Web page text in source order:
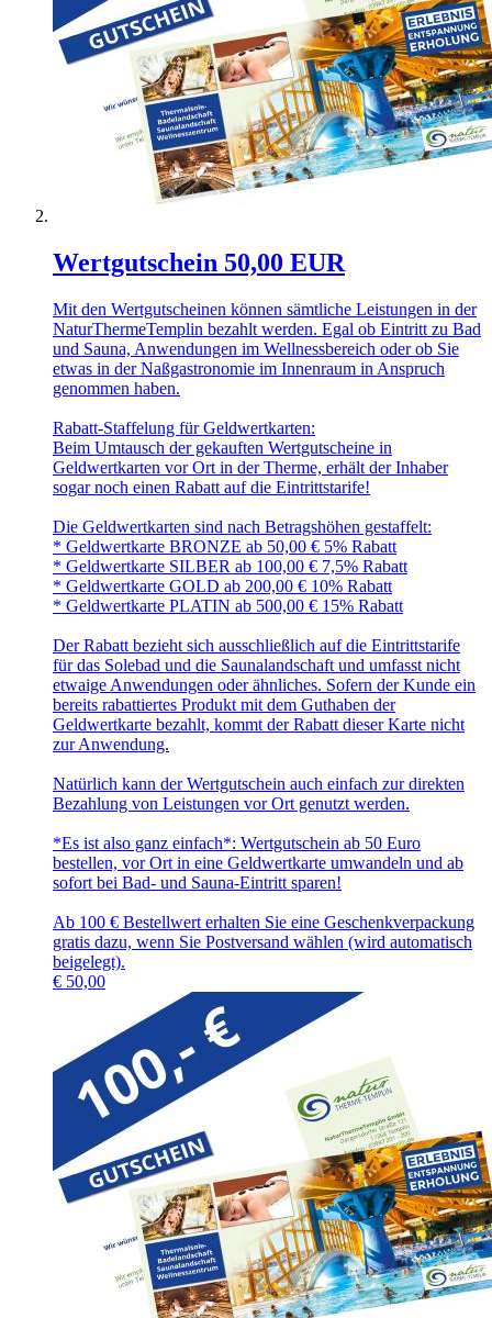
Wertgutschein 50,00 EUR
Mit den Wertgutscheinen können sämtliche Leistungen in der
NaturThermeTemplin bezahlt werden. Egal ob Eintritt zu Bad
und Sauna, Anwendungen im Wellnessbereich oder ob Sie
etwas in der Naßgastronomie im Innenraum in Anspruch
genommen haben.
Rabatt-Staffelung für Geldwertkarten:
Beim Umtausch der gekauften Wertgutscheine in
Geldwertkarten vor Ort in der Therme, erhält der Inhaber
sogar noch einen Rabatt auf die Eintrittstarife!
Die Geldwertkarten sind nach Betragshöhen gestaffelt:
* Geldwertkarte BRONZE ab 50,00 € 5% Rabatt
* Geldwertkarte SILBER ab 100,00 € 7,5% Rabatt
* Geldwertkarte GOLD ab 200,00 € 10% Rabatt
* Geldwertkarte PLATIN ab 500,00 € 15% Rabatt
Der Rabatt bezieht sich ausschließlich auf die Eintrittstarife
für das Solebad und die Saunalandschaft und umfasst nicht
etwaige Anwendungen oder ähnliches. Sofern der Kunde ein
bereits rabattiertes Produkt mit dem Guthaben der
Geldwertkarte bezahlt, kommt der Rabatt dieser Karte nicht
zur Anwendung.
Natürlich kann der Wertgutschein auch einfach zur direkten
Bezahlung von Leistungen vor Ort genutzt werden.
*Es ist also ganz einfach*: Wertgutschein ab 50 Euro
bestellen, vor Ort in eine Geldwertkarte umwandeln und ab
sofort bei Bad- und Sauna-Eintritt sparen!
Ab 100 € Bestellwert erhalten Sie eine Geschenkverpackung
gratis dazu, wenn Sie Postversand wählen (wird automatisch
beigelegt).
€ 50,00